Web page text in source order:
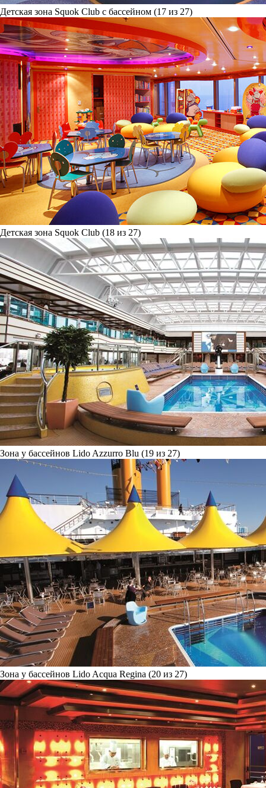
Детская зона Squok Club с бассейном (17 из 27)
Детская зона Squok Club (18 из 27)
Зона у бассейнов Lido Azzurro Blu (19 из 27)
Зона у бассейнов Lido Acqua Regina (20 из 27)